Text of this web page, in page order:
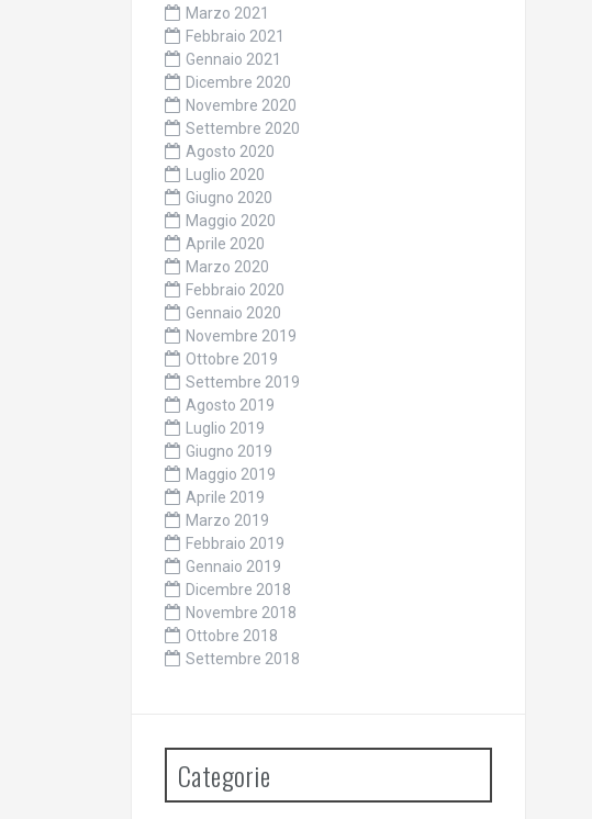
Marzo 2021
Febbraio 2021
Gennaio 2021
Dicembre 2020
Novembre 2020
Settembre 2020
Agosto 2020
Luglio 2020
Giugno 2020
Maggio 2020
Aprile 2020
Marzo 2020
Febbraio 2020
Gennaio 2020
Novembre 2019
Ottobre 2019
Settembre 2019
Agosto 2019
Luglio 2019
Giugno 2019
Maggio 2019
Aprile 2019
Marzo 2019
Febbraio 2019
Gennaio 2019
Dicembre 2018
Novembre 2018
Ottobre 2018
Settembre 2018
Categorie